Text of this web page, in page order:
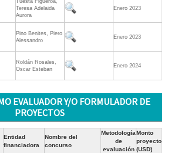
Tuesta Figueroa,
Teresa Adelaida
Aurora
Enero 2023
Pino Benites, Piero
Alessandro
Enero 2023
Roldán Rosales,
Oscar Esteban
Enero 2024
EVALUADOR Y/O FORMULADOR DE
PROYECTOS
Entidad
financiadora
Nombre del
concurso
Metodología
de
evaluación
Monto
proyecto
(USD)